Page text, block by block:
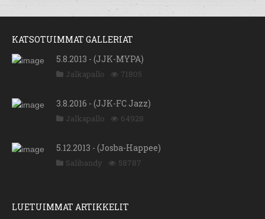
KATSOTUIMMAT GALLERIAT
5.8.2013 - (JJK-MYPA)
Jalkapallo 71805
3.8.2016 - (JJK-FC Jazz)
Jalkapallo 64928
5.12.2013 - (Josba-Happee)
Salibandy 58787
LUETUIMMAT ARTIKKELIT